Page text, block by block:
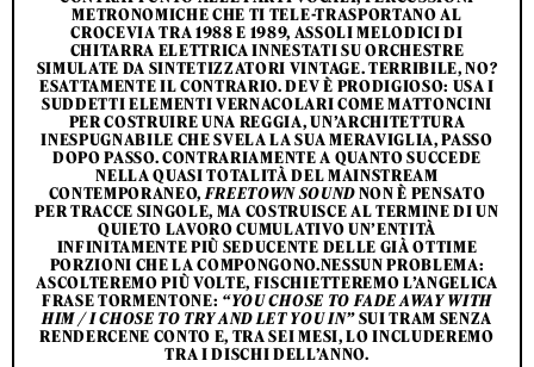
METRONOMICHE CHE TI TELE-TRASPORTANO AL
CROCEVIA TRA 1988 E 1989, ASSOLI MELODICI DI
CHITARRA ELETTRICA INNESTATI SU ORCHESTRE
SIMULATE DA SINTETIZZATORI VINTAGE. TERRIBILE, NO?
ESATTAMENTE IL CONTRARIO. DEV È PRODIGIOSO: USA I
SUDDETTI ELEMENTI VERNACOLARI COME MATTONCINI
PER COSTRUIRE UNA REGGIA, UN’ARCHITETTURA
INESPUGNABILE CHE SVELA LA SUA MERAVIGLIA, PASSO
DOPO PASSO. CONTRARIAMENTE A QUANTO SUCCEDE
NELLA QUASI TOTALITÀ DEL MAINSTREAM
CONTEMPORANEO,FREETOWN SOUNDNON È PENSATO
PER TRACCE SINGOLE, MA COSTRUISCE AL TERMINE DI UN
QUIETO LAVORO CUMULATIVO UN’ENTITÀ
INFINITAMENTE PIÙ SEDUCENTE DELLE GIÀ OTTIME
PORZIONI CHE LA COMPONGONO.NESSUN PROBLEMA:
ASCOLTEREMO PIÙ VOLTE, FISCHIETTEREMO L’ANGELICA
FRASE TORMENTONE: “YOU CHOSE TO FADE AWAY WITH
HIM / I CHOSE TO TRY AND LET YOU IN”SUI TRAM SENZA
RENDERCENE CONTO E, TRA SEI MESI, LO INCLUDEREMO
TRA I DISCHI DELL’ANNO.